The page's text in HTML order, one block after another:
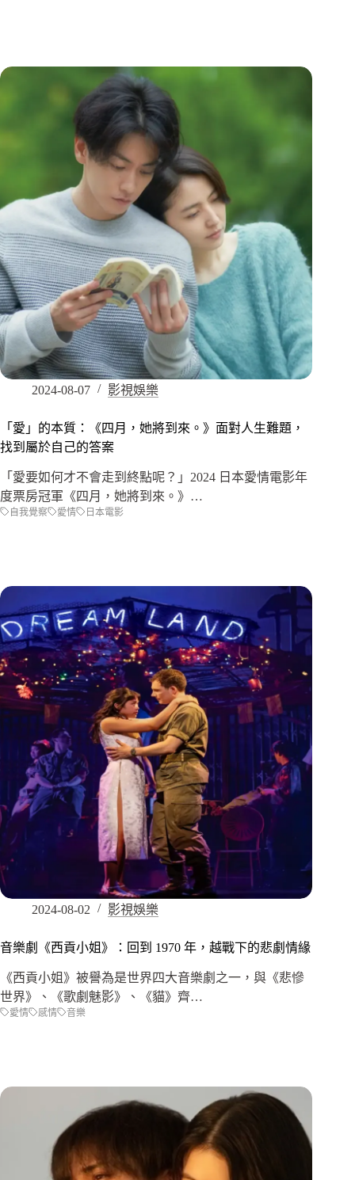
2024-08-07 影視娛樂
「愛」的本質：《四月，她將到來。》面對人生難題，
找到屬於自己的答案
「愛要如何才不會走到終點呢？」2024 日本愛情電影年
度票房冠軍《四月，她將到來。》…
自我覺察 愛情 日本電影
2024-08-02 影視娛樂
音樂劇《西貢小姐》：回到 1970 年，越戰下的悲劇情緣
《西貢小姐》被譽為是世界四大音樂劇之一，與《悲慘
世界》、《歌劇魅影》、《貓》齊…
愛情 感情 音樂